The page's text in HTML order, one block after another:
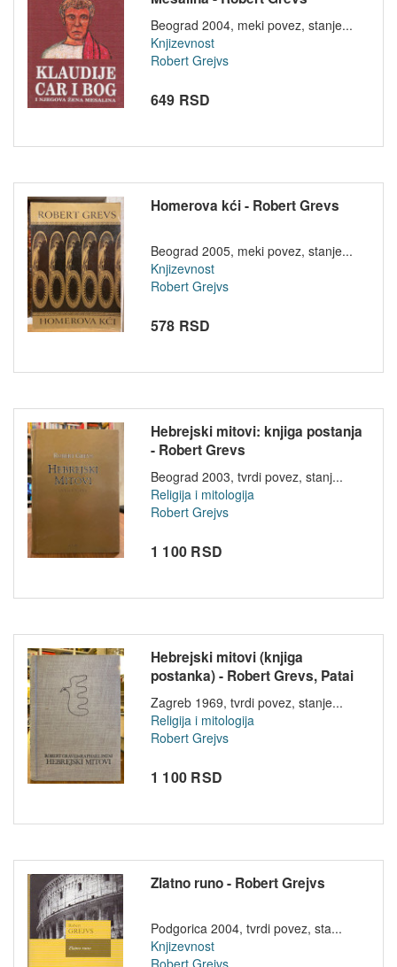
Beograd 2004, meki povez, stanje...
Knjizevnost
Robert Grejvs
649 RSD
Homerova kći - Robert Grevs
Beograd 2005, meki povez, stanje...
Knjizevnost
Robert Grejvs
578 RSD
Hebrejski mitovi: knjiga postanja
- Robert Grevs
Beograd 2003, tvrdi povez, stanj...
Religija i mitologija
Robert Grejvs
1 100 RSD
Hebrejski mitovi (knjiga
postanka) - Robert Grevs, Patai
Raf...
Zagreb 1969, tvrdi povez, stanje...
Religija i mitologija
Robert Grejvs
1 100 RSD
Zlatno runo - Robert Grejvs
Podgorica 2004, tvrdi povez, sta...
Knjizevnost
Robert Grejvs